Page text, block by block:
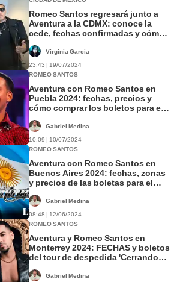
Romeo Santos regresará junto a
Aventura a la CDMX: conoce la
cede, fechas confirmadas y cómo
Virginia García
23:43 | 19/07/2024
ROMEO SANTOS
Aventura con Romeo Santos en
Puebla 2024: fechas, precios y
cómo comprar los boletos para el
Gabriel Medina
10:09 | 10/07/2024
ROMEO SANTOS
Aventura con Romeo Santos en
Buenos Aires 2024: fechas, zonas
y precios de las boletas para el
Gabriel Medina
08:48 | 12/06/2024
ROMEO SANTOS
Aventura y Romeo Santos en
Monterrey 2024: FECHAS y boletos
del tour de despedida 'Cerrando
Gabriel Medina